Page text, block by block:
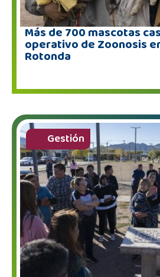
Más de 700 mascotas
operativo de Zoonosis
Rotonda
Gestión